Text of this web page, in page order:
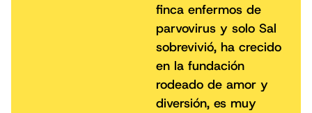
finca enfermos de
parvovirus y solo Sal
sobrevivió, ha crecido
en la fundación
rodeado de amor y
diversión, es muy